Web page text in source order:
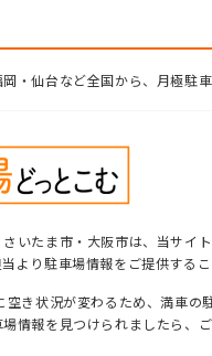
・仙台など全国から、月極駐車
いたま市・大阪市は、当サイ
より駐車場情報をご提供する
き状況が変わるため、満車
情報を見つけられましたら、ご